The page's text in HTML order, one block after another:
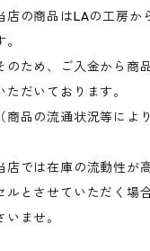
店の商品はLAの工房か
。
のため、ご入金から商
ただいております。
（商品の流通状況等によ
店では在庫の流動性が
ルとさせていただく場
いませ。